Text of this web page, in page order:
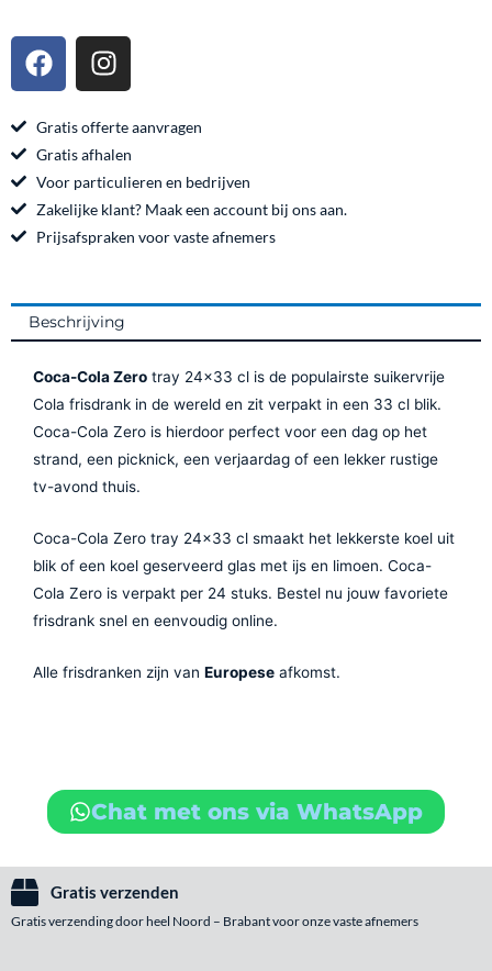
F
a
e
b
o
o
k
I
n
t
a
g
r
a
Gratis offerte aanvragen
Gratis afhalen
Voor particulieren en bedrijven
Zakelijke klant? Maak een account bij ons aan.
Prijsafspraken voor vaste afnemers
Beschrijving
Coca-Cola Zero tray 24×33 cl is de populairste suikervrije
Cola frisdrank in de wereld en zit verpakt in een 33 cl blik.
Coca-Cola Zero is hierdoor perfect voor een dag op het
strand, een picknick, een verjaardag of een lekker rustige
tv-avond thuis.
Coca-Cola Zero tray 24×33 cl smaakt het lekkerste koel uit
blik of een koel geserveerd glas met ijs en limoen. Coca-
Cola Zero is verpakt per 24 stuks. Bestel nu jouw favoriete
frisdrank snel en eenvoudig online.
Alle frisdranken zijn van Europese afkomst.
Chat met ons via WhatsApp
Gratis verzenden
Gratis verzending door heel Noord – Brabant voor onze vaste afnemers